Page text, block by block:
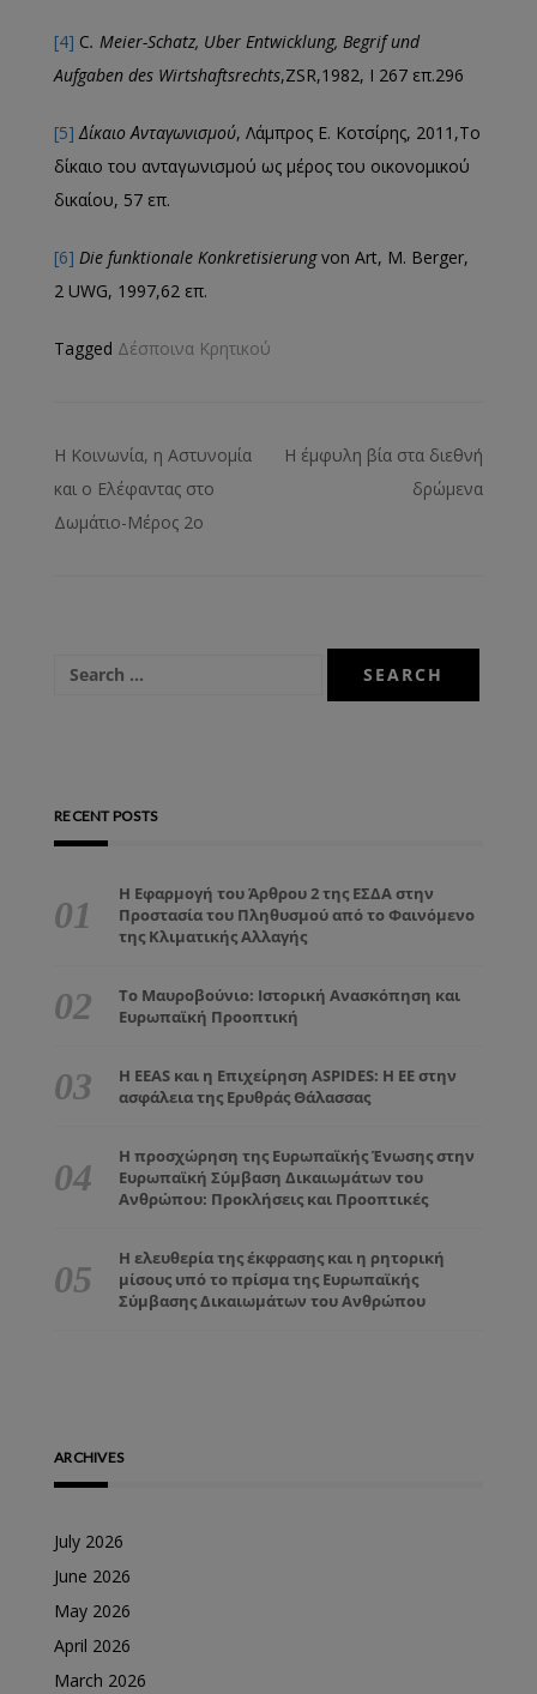
[4] C. Meier-Schatz, Uber Entwicklung, Begrif und
Aufgaben des Wirtshaftsrechts,ZSR,1982, Ι 267 επ.296
[5] Δίκαιο Ανταγωνισμού, Λάμπρος Ε. Κοτσίρης, 2011,Το
δίκαιο του ανταγωνισμού ως μέρος του οικονομικού
δικαίου, 57 επ.
[6] Die funktionale Konkretisierungvon Art, M. Berger,
2 UWG, 1997,62 επ.
Tagged Δέσποινα Κρητικού
Η Κοινωνία, η Αστυνομία
και ο Ελέφαντας στο
Δωμάτιο-Μέρος 2ο
Η έμφυλη βία στα διεθνή
δρώμενα
RECENT POSTS
Η Εφαρμογή του Άρθρου 2 της ΕΣΔΑ στην
Προστασία του Πληθυσμού από το Φαινόμενο
της Κλιματικής Αλλαγής
Το Μαυροβούνιο: Ιστορική Ανασκόπηση και
Ευρωπαϊκή Προοπτική
Η EEAS και η Επιχείρηση ASPIDES: Η ΕΕ στην
ασφάλεια της Ερυθράς Θάλασσας
Η προσχώρηση της Ευρωπαϊκής Ένωσης στην
Ευρωπαϊκή Σύμβαση Δικαιωμάτων του
Ανθρώπου: Προκλήσεις και Προοπτικές
Η ελευθερία της έκφρασης και η ρητορική
μίσους υπό το πρίσμα της Ευρωπαϊκής
Σύμβασης Δικαιωμάτων του Ανθρώπου
ARCHIVES
July 2026
June 2026
May 2026
April 2026
March 2026